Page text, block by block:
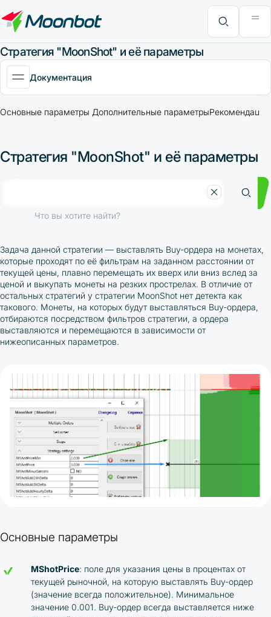
MoonBonus
Дополнительно
Книга
Стратегия "MoonShot" и её параметры
Документация
Основные параметры Дополнительные параметрыРекомендации
Стратегия "MoonShot" и её параметры
Что вы хотите найти?
Задача данной стратегии — выставлять Buy-ордера на монетах,
которые проходят по её фильтрам на заданном расстоянии от
текущей цены, плавно перемещать их вверх или вниз вслед за
ценой и выкупать монеты на резких прострелах. В отличие от
остальных стратегий у стратегии MoonShot нет детекта как
такового. Монеты, на которых будут выставляться Buy-ордера,
отбираются посредством фильтров стратегии, а ордера
выставляются и перемещаются в зависимости от
нижеописанных параметров.
Основные параметры
MShotPrice: поле для указания цены в процентах от
текущей рыночной, на которую выставлять Buy-ордер
(значение всегда положительное). Минимальное
значение 0.001. Buy-ордер всегда выставляется ниже